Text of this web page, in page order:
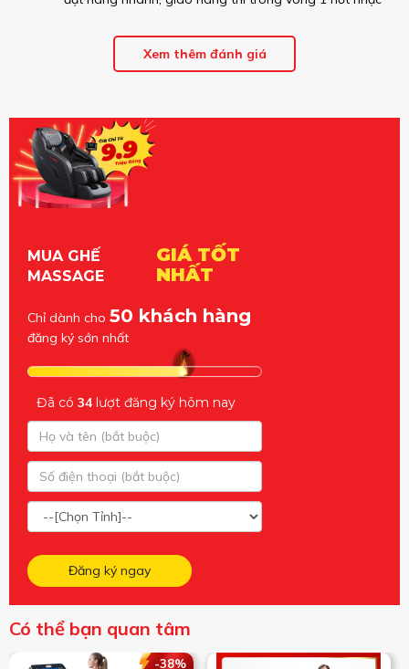
Xem thêm đánh giá
MUA GHẾ
MASSAGE
GIÁ TỐT
NHẤT
Chỉ dành cho 50 khách hàng
đăng ký sớn nhất
Đã có 34 lượt đăng ký hôm nay
Đăng ký ngay
Có thể bạn quan tâm
-38%